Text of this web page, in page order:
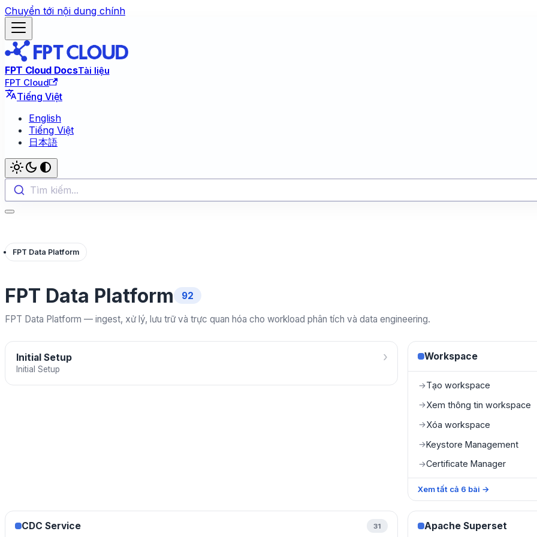
Chuyển tới nội dung chính
FPT Cloud DocsTài liệu
FPT Cloud
Tiếng Việt
English
Tiếng Việt
日本語
Tìm kiếm...
FPT Data Platform
FPT Data Platform 92
FPT Data Platform — ingest, xử lý, lưu trữ và trực quan hóa cho workload phân tích và data engineering.
Initial Setup
Initial Setup
› Workspace
→Tạo workspace
→Xem thông tin workspace
→Xóa workspace
→Keystore Management
→Certificate Manager
Xem tất cả 6 bài →
CDC Service 31 Apache Superset